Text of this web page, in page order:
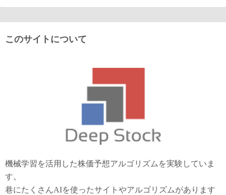
このサイトについて
機械学習を活用した株価予想アルゴリズムを実験していま
す。
巷にたくさんAIを使ったサイトやアルゴリズムがあります